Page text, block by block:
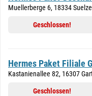
Muellerberge 6, 18334 Suelze
Geschlossen!
Hermes Paket Filiale
Kastanienallee 82, 16307
Geschlossen!